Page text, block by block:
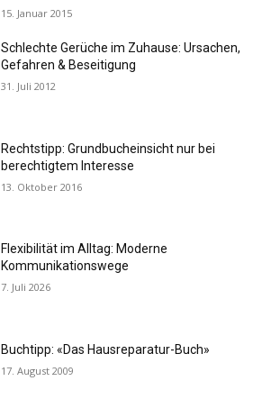
15. Januar 2015
Schlechte Gerüche im Zuhause: Ursachen,
Gefahren & Beseitigung
31. Juli 2012
Rechtstipp: Grundbucheinsicht nur bei
berechtigtem Interesse
13. Oktober 2016
Flexibilität im Alltag: Moderne
Kommunikationswege
7. Juli 2026
Buchtipp: «Das Hausreparatur-Buch»
17. August 2009